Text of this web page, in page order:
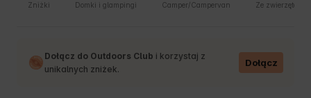
Zniżki Domki i glampingi Camper/Campervan Ze zwierzętami
Dołącz do Outdoors Club i korzystaj z
unikalnych zniżek.
Dołącz